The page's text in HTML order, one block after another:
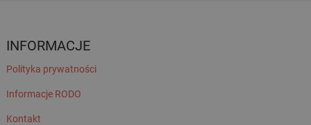
INFORMACJE
Polityka prywatności
Informacje RODO
Kontakt